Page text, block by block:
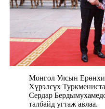
Монгол Улсын
Хүрэлсүх
Сердар
талбайд угтаж авлаа.